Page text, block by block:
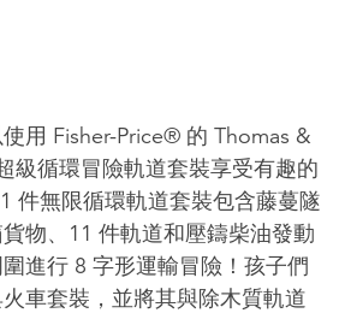
用 Fisher-Price® 的 Thomas &
級循環冒險軌道套裝享受有趣的
件無限循環軌道套裝包含藤蔓隧
物、11 件軌道和壓鑄柴油發動
進行 8 字形運輸冒險！孩子們
車套裝，並將其與除木質軌道